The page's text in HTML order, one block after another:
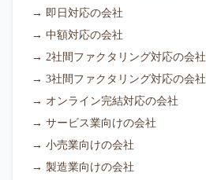
→ 即日対応の会社
→ 中額対応の会社
→ 2社間ファクタリング対応の会社
→ 3社間ファクタリング対応の会社
→ オンライン完結対応の会社
→ サービス業向けの会社
→ 小売業向けの会社
→ 製造業向けの会社